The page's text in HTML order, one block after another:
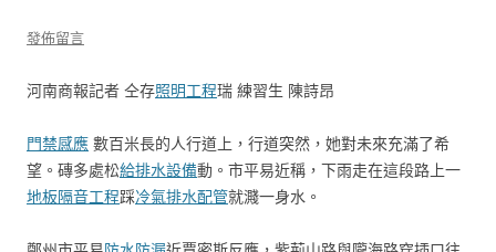
發佈留言
河南商報記者 仝存照明工程瑞 練習生 陳詩昂
門禁感應 數百米長的人行道上，行道突然，她對未來充滿了希
望。磚多處松給排水設備動。市平易近稱，下雨走在這段路上一
地板隔音工程踩冷氣排水配管就濺一身水。